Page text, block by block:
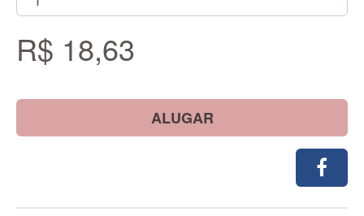
R$ 18,63
ALUGAR